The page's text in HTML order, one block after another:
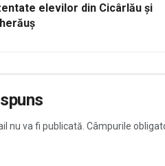
elevilor din Cicârlău și
nu va fi publicată. Câmpurile